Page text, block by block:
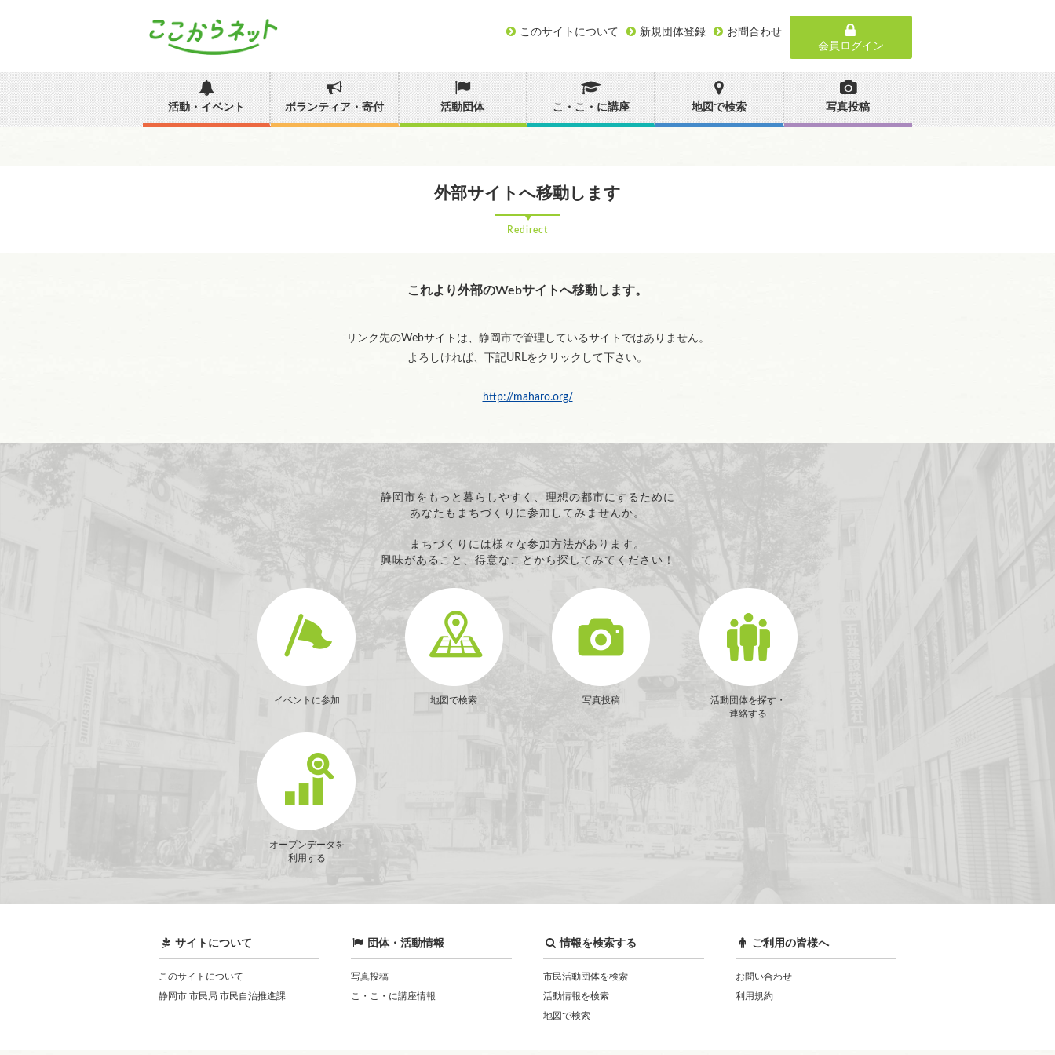
このサイトについて 新規団体登録
お問合わせ
会員ログイン
活動・イベント ボランティア・寄付 活動団体 こ・こ・に講座 地図で検索 写真投稿
外部サイトへ移動します
Redirect
これより外部のWebサイトへ移動します。
リンク先のWebサイトは、静岡市で管理しているサイトではありません。
よろしければ、下記URLをクリックして下さい。
http://maharo.org/
静岡市をもっと暮らしやすく、理想の都市にするために
あなたもまちづくりに参加してみませんか。
まちづくりには様々な参加方法があります。
興味があること、得意なことから探してみてください！
イベントに参加 地図で検索 写真投稿
活動団体を探す・
連絡する
オープンデータを
利用する
サイトについて
このサイトについて
静岡市 市民局 市民自治推進課
団体・活動情報
写真投稿
こ・こ・に講座情報
情報を検索する
市民活動団体を検索
活動情報を検索
地図で検索
ご利用の皆様へ
お問い合わせ
利用規約